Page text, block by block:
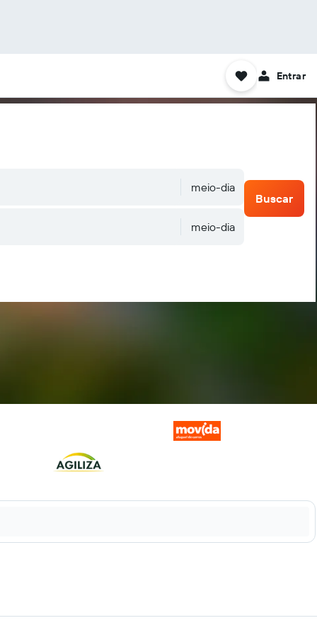
Entrar
meio-dia
meio-dia
Buscar